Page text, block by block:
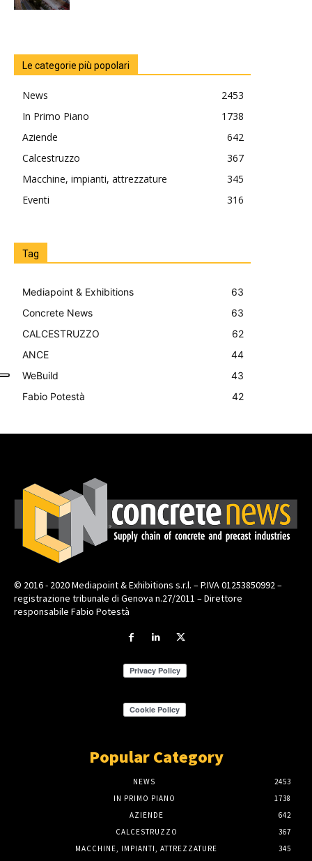
Le categorie più popolari
News
2453
In Primo Piano
1738
Aziende
642
Calcestruzzo
367
Macchine, impianti, attrezzature
345
Eventi
316
Tag
Mediapoint & Exhibitions
63
Concrete News
63
CALCESTRUZZO
62
ANCE
44
WeBuild
43
Fabio Potestà
42
© 2016 - 2020 Mediapoint & Exhibitions s.r.l. – P.IVA 01253850992 –
registrazione tribunale di Genova n.27/2011 – Direttore
responsabile Fabio Potestà
Popular Category
NEWS
2453
IN PRIMO PIANO
1738
AZIENDE
642
CALCESTRUZZO
367
MACCHINE, IMPIANTI, ATTREZZATURE
345